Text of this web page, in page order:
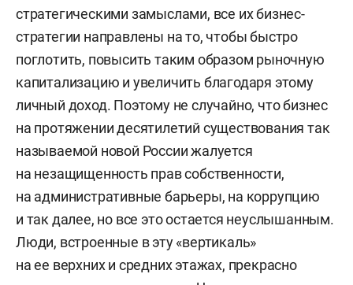
стратегическими замыслами, все их бизнес-
стратегии направлены на то, чтобы быстро
поглотить, повысить таким образом рыночную
капитализацию и увеличить благодаря этому
личный доход. Поэтому не случайно, что бизнес
на протяжении десятилетий существования так
называемой новой России жалуется
на незащищенность прав собственности,
на административные барьеры, на коррупцию
и так далее, но все это остается неуслышанным.
Люди, встроенные в эту «вертикаль»
на ее верхних и средних этажах, прекрасно